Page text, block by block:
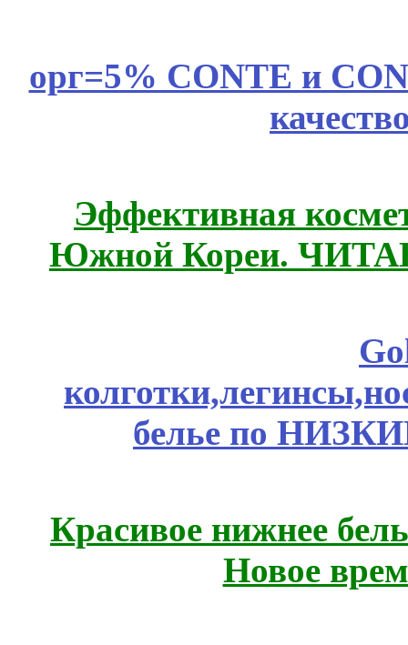
орг=5% CONTE и
Эффективная
Южной Кореи.
белье по
Красивое нижнее
Новое